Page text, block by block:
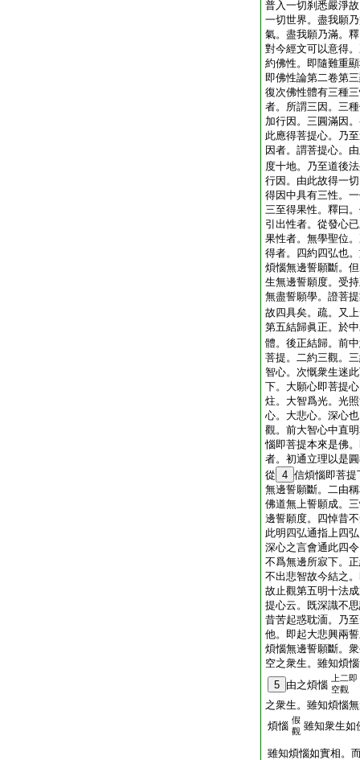
普入一切刹悉嚴淨
一切世界。盡我願
氣。盡我願乃滿。
對今經文可以意得
約佛性。即隨難重
即佛性論第二卷第
復次佛性體有三種
者。所謂三因。三
加行因。三圓滿因
此應得菩提心。乃
因者。謂菩提心。
度十地。乃至道後
行因。由此故得一
得因中具有三性。
三至得果性。釋曰
引出性者。從發心
果性者。無學聖位
得者。四約四弘也
煩惱無邊誓願斷。
生無邊誓願度。受
無盡誓願學。證菩
故四具矣。疏。又
第五結歸眞正。於
體。後正結歸。前
菩提。二約三觀。
智心。次慨衆生迷
下。大願心即菩提
炷。大智爲光。光
心。大悲心。深心
觀。前大智心中直
惱即菩提本來是佛
者。初通立理以是
從 4 信煩惱即菩提
無邊誓願斷。二由
佛道無上誓願成。
邊誓願度。四悼昔
此明四弘通指上四
深心之言會通此四
不爲無邊所寂下。
不出悲智故今結之
故止觀第五明十法
提心云。既深識不
昔苦起惑耽湎。乃
他。即起大悲興兩
煩惱無邊誓願斷。
空之衆生。雖知煩
5 由之煩惱
上二即
空觀
之衆生。雖知煩惱
煩惱 假
觀 雖知衆生如
雖知煩惱如實相。